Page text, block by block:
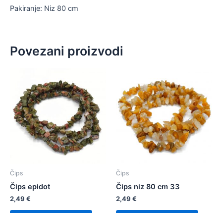
Pakiranje: Niz 80 cm
Povezani proizvodi
Čips
Čips epidot
2,49 €
Čips
Čips niz 80 cm 33
2,49 €